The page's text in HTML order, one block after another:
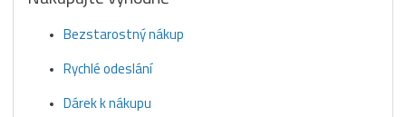
Bezstarostný nákup
Rychlé odeslání
Dárek k nákupu